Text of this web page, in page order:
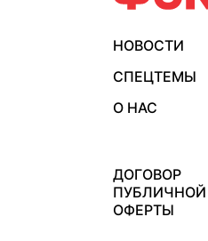
НОВОСТИ
СПЕЦТЕМЫ
О НАС
ДОГОВОР
ПУБЛИЧНОЙ
ОФЕРТЫ